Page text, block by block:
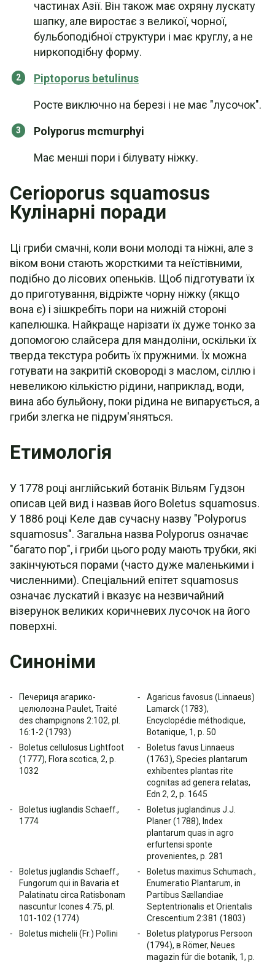
частинах Азії. Він також має охряну лускату
шапку, але виростає з великої, чорної,
бульбоподібної структури і має круглу, а не
ниркоподібну форму.
Piptoporus betulinus
Росте виключно на березі і не має "лусочок".
Polyporus mcmurphyi
Має менші пори і білувату ніжку.
Cerioporus squamosus
Кулінарні поради
Ці гриби смачні, коли вони молоді та ніжні, але з
віком вони стають жорсткими та неїстівними,
подібно до лісових опеньків. Щоб підготувати їх
до приготування, відріжте чорну ніжку (якщо
вона є) і зішкребіть пори на нижній стороні
капелюшка. Найкраще нарізати їх дуже тонко за
допомогою слайсера для мандоліни, оскільки їх
тверда текстура робить їх пружними. Їх можна
готувати на закритій сковороді з маслом, сіллю і
невеликою кількістю рідини, наприклад, води,
вина або бульйону, поки рідина не випарується, а
гриби злегка не підрум'яняться.
Етимологія
У 1778 році англійський ботанік Вільям Гудзон
описав цей вид і назвав його Boletus squamosus.
У 1886 році Келе дав сучасну назву "Polyporus
squamosus". Загальна назва Polyporus означає
"багато пор", і гриби цього роду мають трубки, які
закінчуються порами (часто дуже маленькими і
численними). Спеціальний епітет squamosus
означає лускатий і вказує на незвичайний
візерунок великих коричневих лусочок на його
поверхні.
Синоніми
Печериця агарико-
целюлозна Paulet, Traité
des champignons 2:102, pl.
16:1-2 (1793)
Agaricus favosus (Linnaeus)
Lamarck (1783),
Encyclopédie méthodique,
Botanique, 1, p. 50
Boletus cellulosus Lightfoot
(1777), Flora scotica, 2, p.
1032
Boletus favus Linnaeus
(1763), Species plantarum
exhibentes plantas rite
cognitas ad genera relatas,
Edn 2, 2, p. 1645
Boletus iuglandis Schaeff.,
1774
Boletus juglandinus J.J.
Planer (1788), Index
plantarum quas in agro
erfurtensi sponte
provenientes, p. 281
Boletus juglandis Schaeff.,
Fungorum qui in Bavaria et
Palatinatu circa Ratisbonam
nascuntur Icones 4:75, pl.
101-102 (1774)
Boletus maximus Schumach.,
Enumeratio Plantarum, in
Partibus Sællandiae
Septentrionalis et Orientalis
Crescentium 2:381 (1803)
Boletus michelii (Fr.) Pollini
Boletus platyporus Persoon
(1794), в Römer, Neues
magazin für die botanik, 1, p.